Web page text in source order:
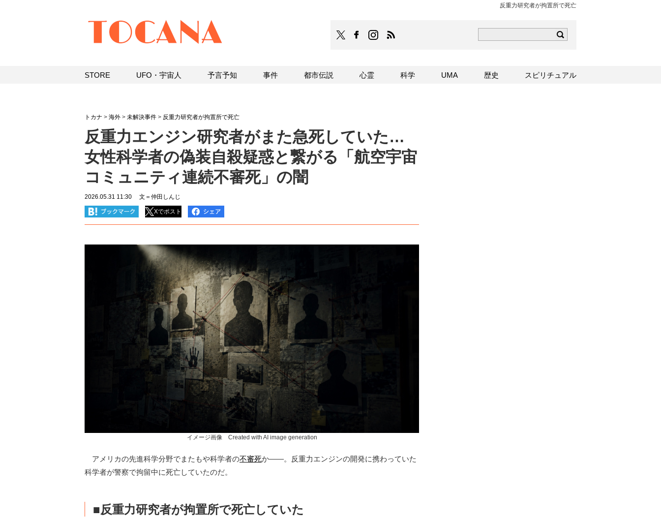
反重力研究者が拘置所で死亡
TOCANAのFacebookはこちら
TOCANAのinstagramはこちら
トカナ > 海外 > 未解決事件 > 反重力研究者が拘置所で死亡
反重力エンジン研究者がまた急死していた…
女性科学者の偽装自殺疑惑と繋がる「航空宇宙
コミュニティ連続不審死」の闇
2026.05.31 11:30 文＝仲田しんじ
Xでポスト
イメージ画像 Created with AI image generation
アメリカの先進科学分野でまたもや科学者の不審死か――。反重力エンジンの開発に携わっていた
科学者が警察で拘留中に死亡していたのだ。
■反重力研究者が拘置所で死亡していた
STORE UFO・宇宙人 予言予知 事件 都市伝説 心霊 科学 UMA 歴史 スピリチュアル